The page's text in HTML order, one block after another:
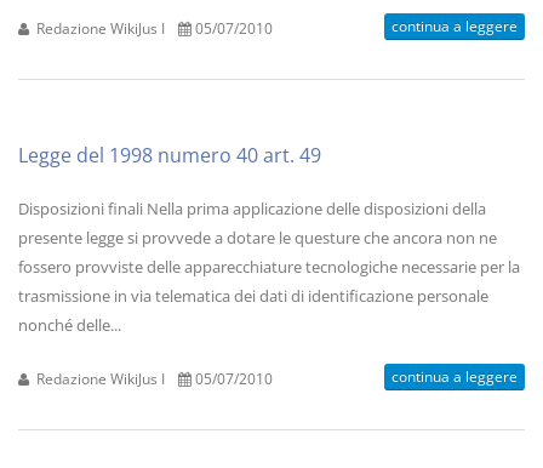
Redazione WikiJus I 05/07/2010 continua a leggere
Legge del 1998 numero 40 art. 49
Disposizioni finali Nella prima applicazione delle disposizioni della
presente legge si provvede a dotare le questure che ancora non ne
fossero provviste delle apparecchiature tecnologiche necessarie per la
trasmissione in via telematica dei dati di identificazione personale
nonché delle...
Redazione WikiJus I 05/07/2010 continua a leggere